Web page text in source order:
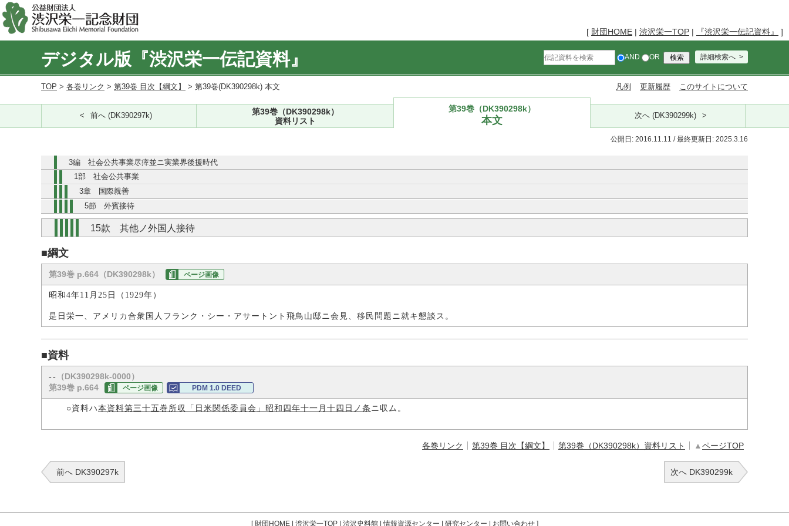
[ 財団HOME | 渋沢栄一TOP | 『渋沢栄一伝記資料』 ]
デジタル版『渋沢栄一伝記資料』 AND OR 詳細検索へ
TOP > 各巻リンク > 第39巻 目次【綱文】 > 第39巻(DK390298k) 本文 凡例 更新履歴 このサイトについて
前へ (DK390297k)
第39巻（DK390298k）
資料リスト
第39巻（DK390298k）
本文 次へ (DK390299k)
公開日: 2016.11.11 / 最終更新日: 2025.3.16
3編 社会公共事業尽瘁並ニ実業界後援時代
1部 社会公共事業
3章 国際親善
5節 外賓接待
15款 其他ノ外国人接待
■綱文
第39巻 p.664（DK390298k） ページ画像
昭和4年11月25日（1929年）
是日栄一、アメリカ合衆国人フランク・シー・アサートント飛鳥山邸ニ会見、移民問題ニ就キ懇談ス。
■資料
-- （DK390298k-0000）
第39巻 p.664
ページ画像 PDM 1.0 DEED
○資料ハ本資料第三十五巻所収「日米関係委員会」昭和四年十一月十四日ノ条 ニ収ム。
各巻リンク 第39巻 目次【綱文】 第39巻（DK390298k）資料リスト ▲ページTOP
前へ DK390297k 次へ DK390299k
[財団HOME| 渋沢栄一TOP| 渋沢史料館|情報資源センター 研究センター お問い合わせ]